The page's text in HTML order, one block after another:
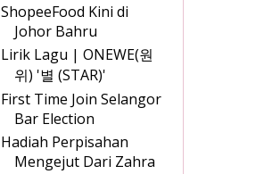
ShopeeFood Kini di
Johor Bahru
Lirik Lagu | ONEWE(원
위) '별 (STAR)'
First Time Join Selangor
Bar Election
Hadiah Perpisahan
Mengejut Dari Zahra